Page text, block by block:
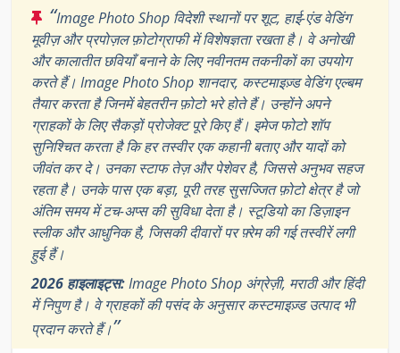
“Image Photo Shop विदेशी स्थानों पर शूट, हाई-एंड वेडिंग
मूवीज़ और प्रपोज़ल फ़ोटोग्राफी में विशेषज्ञता रखता है। वे अनोखी
और कालातीत छवियाँ बनाने के लिए नवीनतम तकनीकों का उपयोग
करते हैं। Image Photo Shop शानदार, कस्टमाइज़्ड वेडिंग एल्बम
तैयार करता है जिनमें बेहतरीन फ़ोटो भरे होते हैं। उन्होंने अपने
ग्राहकों के लिए सैकड़ों प्रोजेक्ट पूरे किए हैं। इमेज फोटो शॉप
सुनिश्चित करता है कि हर तस्वीर एक कहानी बताए और यादों को
जीवंत कर दे। उनका स्टाफ तेज़ और पेशेवर है, जिससे अनुभव सहज
रहता है। उनके पास एक बड़ा, पूरी तरह सुसज्जित फ़ोटो क्षेत्र है जो
अंतिम समय में टच-अप्स की सुविधा देता है। स्टूडियो का डिज़ाइन
स्लीक और आधुनिक है, जिसकी दीवारों पर फ़्रेम की गई तस्वीरें लगी
हुई हैं।
2026 हाइलाइट्स:Image Photo Shop अंग्रेज़ी, मराठी और हिंदी
में निपुण है। वे ग्राहकों की पसंद के अनुसार कस्टमाइज़्ड उत्पाद भी
प्रदान करते हैं।”